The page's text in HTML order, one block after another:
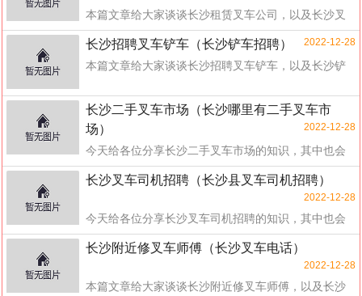
本篇文章给大家谈谈长沙租赁叉车公司，以及长沙叉
车租赁有限公司对应的知识点，希望对各位有所帮
助，不...
长沙招聘叉车铲车（长沙铲车招聘） 2022-12-28
本篇文章给大家谈谈长沙招聘叉车铲车，以及长沙铲
了收...
长沙二手叉车市场（长沙哪里有二手叉车市
场）
2022-12-28
今天给各位分享长沙二手叉车市场的知识，其中也会
对长沙哪里有二手叉车市场进行解释，如果能碰巧解
决...
长沙叉车司机招聘（长沙县叉车司机招聘）
2022-12-28
今天给各位分享长沙叉车司机招聘的知识，其中也会
对长沙县叉车司机招聘进行解释，如果能碰巧解决你
现在...
长沙附近修叉车师傅（长沙叉车电话）
2022-12-28
本篇文章给大家谈谈长沙附近修叉车师傅，以及长沙